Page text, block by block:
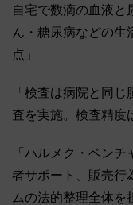
自宅で数滴の血液と
ん・糖尿病などの生
点」
「検査は病院と同
査を実施。検査精度
「ハルメク・ベン
者サポート、販売行
ムの法的整理全体を